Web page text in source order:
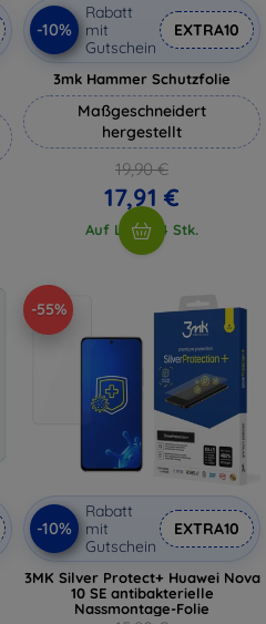
-10%
Rabatt
mit
Gutschein
EXTRA10
3mk Hammer Schutzfolie
Maßgeschneidert
hergestellt
19,90 €
17,91 €
Auf Lager 4 Stk.
-55%
-10%
Rabatt
mit
Gutschein
EXTRA10
3MK Silver Protect+ Huawei Nova
10 SE antibakterielle
Nassmontage-Folie